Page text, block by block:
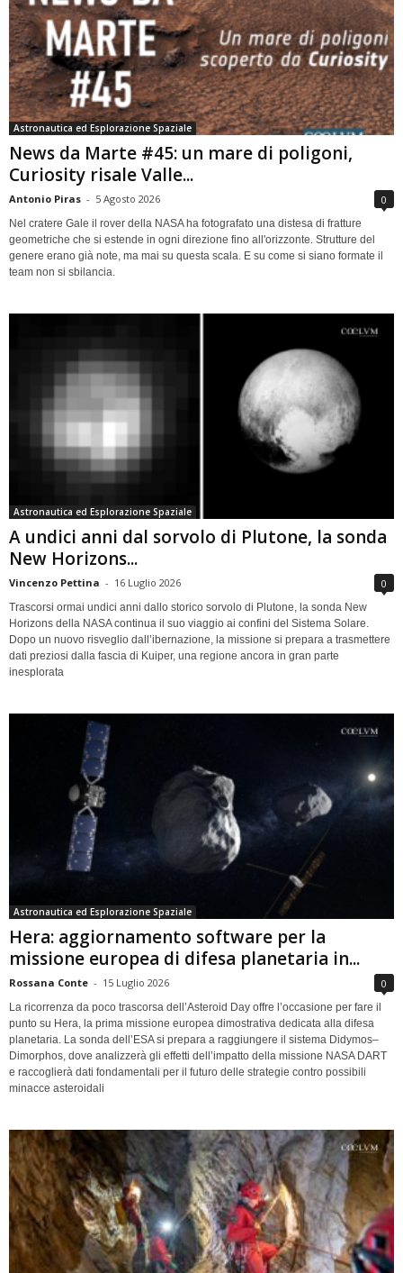
Astronautica ed Esplorazione Spaziale
News da Marte #45: un mare di poligoni,
Curiosity risale Valle...
Antonio Piras - 5 Agosto 2026 0
Nel cratere Gale il rover della NASA ha fotografato una distesa di fratture
geometriche che si estende in ogni direzione fino all'orizzonte. Strutture del
genere erano già note, ma mai su questa scala. E su come si siano formate il
team non si sbilancia.
Astronautica ed Esplorazione Spaziale
A undici anni dal sorvolo di Plutone, la sonda
New Horizons...
Vincenzo Pettina - 16 Luglio 2026 0
Trascorsi ormai undici anni dallo storico sorvolo di Plutone, la sonda New
Horizons della NASA continua il suo viaggio ai confini del Sistema Solare.
Dopo un nuovo risveglio dall’ibernazione, la missione si prepara a trasmettere
dati preziosi dalla fascia di Kuiper, una regione ancora in gran parte
inesplorata
Astronautica ed Esplorazione Spaziale
Hera: aggiornamento software per la
missione europea di difesa planetaria in...
Rossana Conte - 15 Luglio 2026 0
La ricorrenza da poco trascorsa dell’Asteroid Day offre l’occasione per fare il
punto su Hera, la prima missione europea dimostrativa dedicata alla difesa
planetaria. La sonda dell’ESA si prepara a raggiungere il sistema Didymos–
Dimorphos, dove analizzerà gli effetti dell’impatto della missione NASA DART
e raccoglierà dati fondamentali per il futuro delle strategie contro possibili
minacce asteroidali